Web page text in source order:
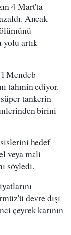
4 Mart'ta
Ancak
yolu artık
Mendeb
tahmin ediyor.
tankerin
birini
hedef
veya mali
söyledi.
devre dışı
çeyrek karının